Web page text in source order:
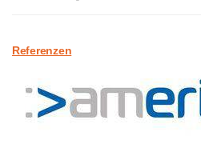
Referenzen